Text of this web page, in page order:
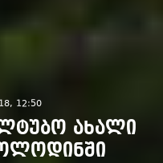
12:50
ახალი